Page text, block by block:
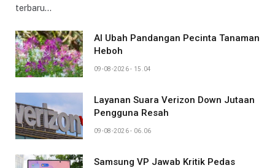
terbaru…
AI Ubah Pandangan Pecinta Tanaman
Heboh
09-08-2026 - 15.04
Layanan Suara Verizon Down Jutaan
Pengguna Resah
09-08-2026 - 06.06
Samsung VP Jawab Kritik Pedas